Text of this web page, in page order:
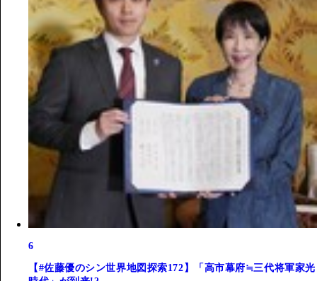
6
【#佐藤優のシン世界地図探索172】「高市幕府≒三代将軍家光